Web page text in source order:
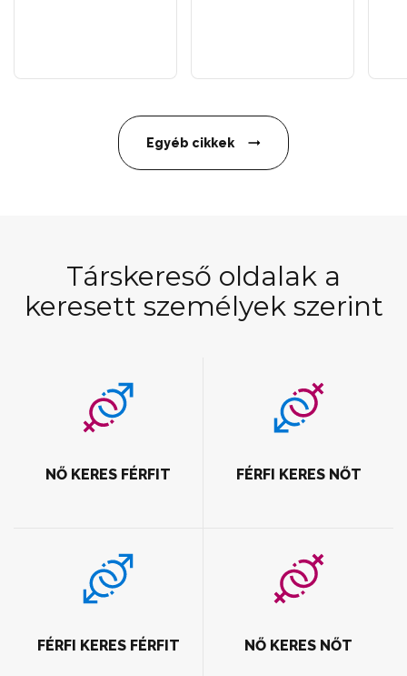
Egyéb cikkek
Társkereső oldalak a
keresett személyek szerint
NŐ KERES FÉRFIT FÉRFI KERES NŐT
FÉRFI KERES FÉRFIT NŐ KERES NŐT